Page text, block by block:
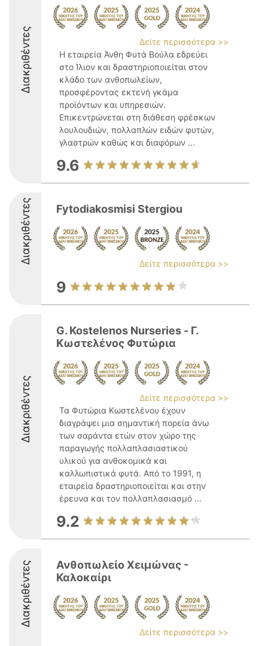
Διακριθέντες
Δείτε περισσότερα >>
Η εταιρεία Άνθη Φυτά Βούλα εδρεύει
στο Ίλιον και δραστηριοποιείται στον
κλάδο των ανθοπωλείων,
προσφέροντας εκτενή γκάμα
προϊόντων και υπηρεσιών.
Επικεντρώνεται στη διάθεση φρέσκων
λουλουδιών, πολλαπλών ειδών φυτών,
γλαστρών καθώς και διαφόρων ...
9.6
Διακριθέντες Fytodiakosmisi Stergiou
Δείτε περισσότερα >>
9
Διακριθέντες
G. Kostelenos Nurseries - Γ.
Κωστελένος Φυτώρια
Δείτε περισσότερα >>
Τα Φυτώρια Κωστελένου έχουν
διαγράψει μια σημαντική πορεία άνω
των σαράντα ετών στον χώρο της
παραγωγής πολλαπλασιαστικού
υλικού για ανθοκομικά και
καλλωπιστικά φυτά. Από το 1991, η
εταιρεία δραστηριοποιείται και στην
έρευνα και τον πολλαπλασιασμό ...
9.2
Διακριθέντες
Ανθοπωλείο Χειμώνας -
Καλοκαίρι
Δείτε περισσότερα >>